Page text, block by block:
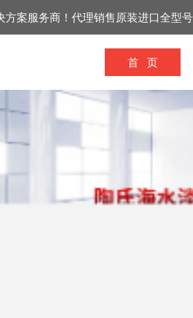
方案服务商！代理销售原装进口全型
首 页